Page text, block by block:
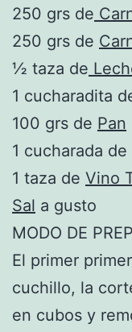
250 grs de
250 grs de
½ taza de
1 cucharadita
100 grs de Pan
1 cucharada de
1 taza de Vino
Sal a gusto
MODO DE
El primer
cuchillo, la
en cubos y